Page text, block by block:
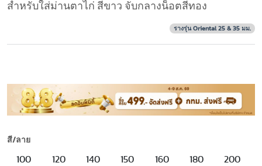
สำหรับใส่ม่านตาไก่ สีขาว จับกลางน็อตสีทอง
รางรุ่น Oriental 25 & 35 มม.
สี/ลาย
100 120 140 150 160 180 200